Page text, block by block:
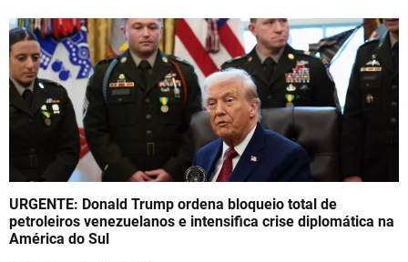
n
URGENTE: Donald Trump ordena bloqueio total de
petroleiros venezuelanos e intensifica crise diplomática na
América do Sul